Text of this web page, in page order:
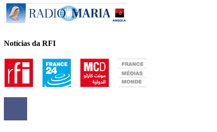
Notícias da RFI